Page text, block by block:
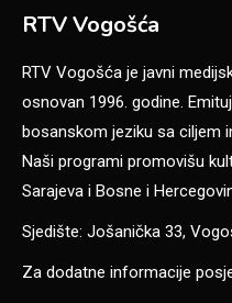
RTV Vogošća
RTV Vogošća je javni
osnovan 1996. godine.
bosanskom jeziku sa ciljem
Naši programi promovišu
Sarajeva i Bosne i
Sjedište: Jošanička 33,
Za dodatne informacije